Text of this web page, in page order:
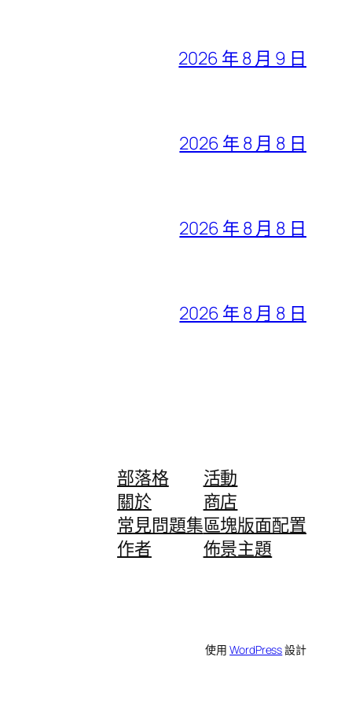
2026 年 8 月 9 日
2026 年 8 月 8 日
2026 年 8 月 8 日
2026 年 8 月 8 日
部落格
關於
常見問題集
作者
活動
商店
區塊版面配置
佈景主題
使用WordPress設計